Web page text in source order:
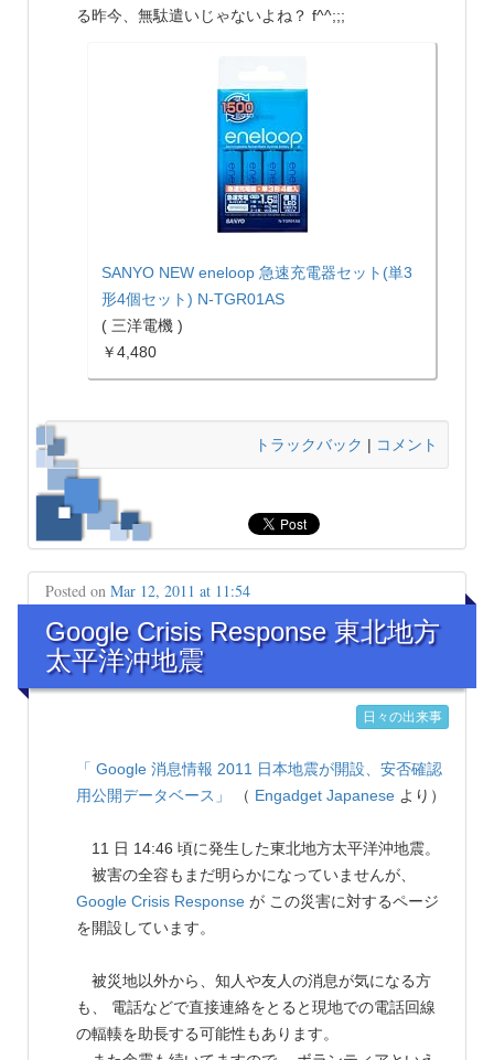
る昨今、無駄遣いじゃないよね？ f^^;;;
SANYO NEW eneloop 急速充電器セット(単3
形4個セット) N-TGR01AS
( 三洋電機 )
￥4,480
トラックバック | コメント
Posted on Mar 12, 2011 at 11:54
Google Crisis Response 東北地方
太平洋沖地震
日々の出来事
「 Google 消息情報 2011 日本地震が開設、安否確認
用公開データベース」
（ Engadget Japanese より）
11 日 14:46 頃に発生した東北地方太平洋沖地震。
被害の全容もまだ明らかになっていませんが、
Google Crisis Response が この災害に対するページ
を開設しています。
被災地以外から、知人や友人の消息が気になる方
も、 電話などで直接連絡をとると現地での電話回線
の輻輳を助長する可能性もあります。